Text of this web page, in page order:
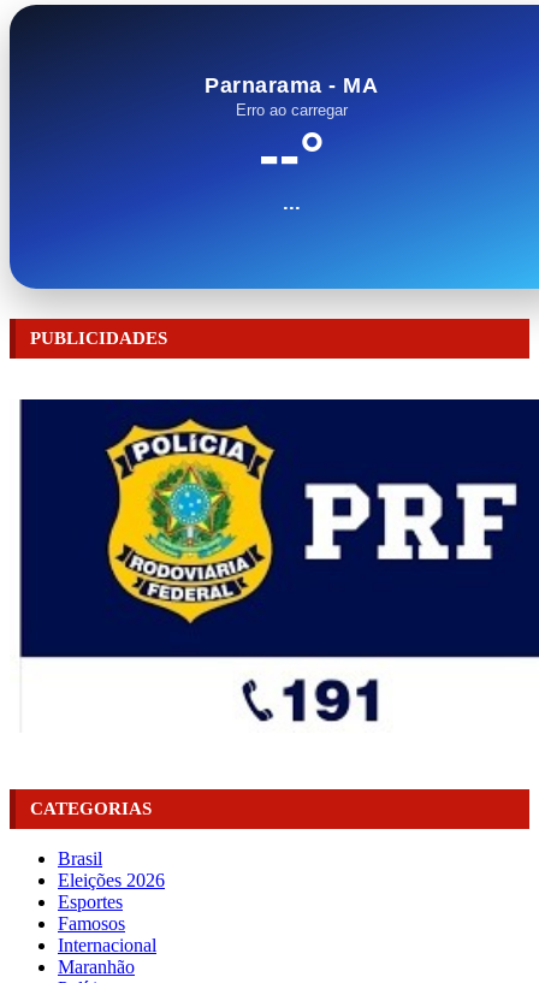
Parnarama - MA
Erro ao carregar
--°
...
PUBLICIDADES
CATEGORIAS
Brasil
Eleições 2026
Esportes
Famosos
Internacional
Maranhão